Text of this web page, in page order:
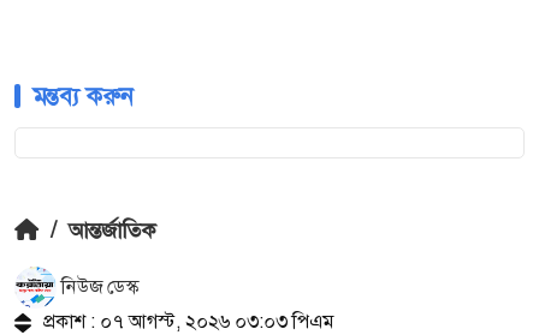
মন্তব্য করুন
/ আন্তর্জাতিক
নিউজ ডেস্ক
প্রকাশ : ০৭ আগস্ট, ২০২৬ ০৩:০৩ পিএম